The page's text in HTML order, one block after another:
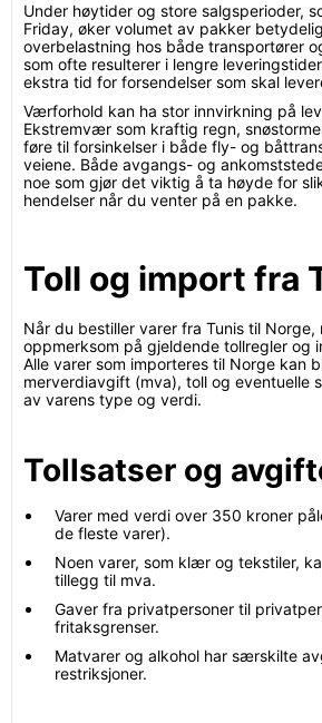
Under høytider og store salgsperioder,
Friday, øker volumet av pakker
overbelastning hos både transportører
som ofte resulterer i lengre
ekstra tid for forsendelser som skal
Værforhold kan ha stor innvirkning på
Ekstremvær som kraftig regn,
føre til forsinkelser i både fly- og
veiene. Både avgangs- og
noe som gjør det viktig å ta høyde for
hendelser når du venter på en pakke.
Toll og import fra
Når du bestiller varer fra Tunis til
oppmerksom på gjeldende tollregler og
Alle varer som importeres til Norge kan
merverdiavgift (mva), toll og eventuelle
av varens type og verdi.
Tollsatser og
Varer med verdi over 350 kroner
de fleste varer).
Noen varer, som klær og tekstiler,
tillegg til mva.
Gaver fra privatpersoner til
fritaksgrenser.
Matvarer og alkohol har særskilte
restriksjoner.